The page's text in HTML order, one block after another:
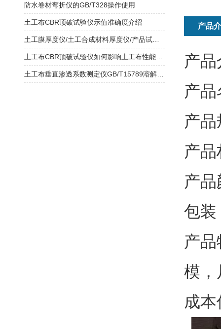
产品
产
产
产
产
产
包装
产
模，
成
防水卷材弯折仪的GB/T328操作使用
土工布CBR顶破试验仪示值准确度介绍